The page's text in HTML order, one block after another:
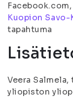
Kuopion
tapahtuma
Veera
yliopiston